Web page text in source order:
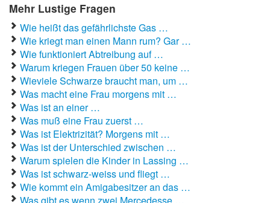
Anrufbeantworter Ansagen
Antiwitze
Anwaltswitze
Arbeitswitze
Arztwitze
Autoaufkleber Sprüche
Bankerwitze
Bart Simpson Sprüche
Mehr Lustige Fragen
Wie heißt das gefährlichste Gas …
Wie kriegt man einen Mann rum? Gar …
Wie funktioniert Abtreibung auf …
Warum kriegen Frauen über 50 keine …
Wieviele Schwarze braucht man, um …
Was macht eine Frau morgens mit …
Was ist an einer …
Was muß eine Frau zuerst …
Was ist Elektrizität? Morgens mit …
Was ist der Unterschied zwischen …
Warum spielen die Kinder in Lassing …
Was ist schwarz-weiss und fliegt …
Wie kommt ein Amigabesitzer an das …